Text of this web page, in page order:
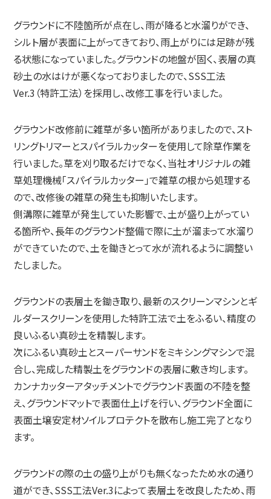
グラウンドに不陸箇所が点在し、雨が降ると水溜りができ、
シルト層が表面に上がってきており、雨上がりには足跡が残
る状態になっていました。グラウンドの地盤が固く、表層の真
砂土の水はけが悪くなっておりましたので、SSS工法
Ver.3（特許工法）を採用し、改修工事を行いました。
グラウンド改修前に雑草が多い箇所がありましたので、スト
リングトリマーとスパイラルカッターを使用して除草作業を
行いました。草を刈り取るだけでなく、当社オリジナルの雑
草処理機械「スパイラルカッター」で雑草の根から処理する
ので、改修後の雑草の発生も抑制いたします。
側溝際に雑草が発生していた影響で、土が盛り上がってい
る箇所や、長年のグラウンド整備で際に土が溜まって水溜り
ができていたので、土を鋤きとって水が流れるように調整い
たしました。
グラウンドの表層土を鋤き取り、最新のスクリーンマシンとギ
ルダースクリーンを使用した特許工法で土をふるい、精度の
良いふるい真砂土を精製します。
次にふるい真砂土とスーパーサンドをミキシングマシンで混
合し、完成した精製土をグラウンドの表層に敷き均します。
カンナカッターアタッチメントでグラウンド表面の不陸を整
え、グラウンドマットで表面仕上げを行い、グラウンド全面に
表面土壌安定材ソイルプロテクトを散布し施工完了となり
ます。
グラウンドの際の土の盛り上がりも無くなったため水の通り
道ができ、SSS工法Ver.3によって表層土を改良したため、雨